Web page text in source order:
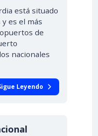
está situado
es el más
de
nacionales
Leyendo